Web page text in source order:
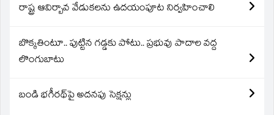
రాష్ట్ర ఆవిర్బావ వేడుకలను ఉదయంపూట నిర్వహించాలి
బొక్కతింటూ.. పుట్టిన గడ్డకు పోటు.. ప్రభువు పాదాల వద్ద
లొంగుబాటు
బండి భగీరథ్‌పై అదనపు సెక్షన్లు